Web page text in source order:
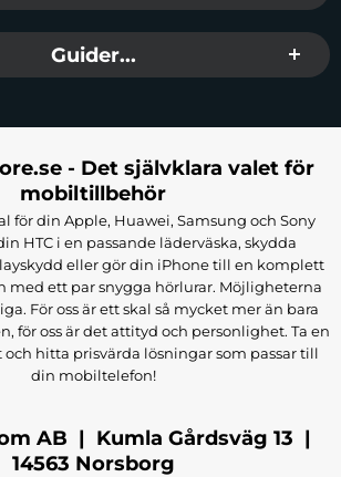
Guider...
- Det självklara valet för
mobiltillbehör
för din Apple, Huawei, Samsung och Sony
HTC i en passande läderväska, skydda
eller gör din iPhone till en komplett
ett par snygga hörlurar. Möjligheterna
För oss är ett skal så mycket mer än bara
för oss är det attityd och personlighet. Ta en
hitta prisvärda lösningar som passar till
din mobiltelefon!
AB | Kumla Gårdsväg 13 |
14563 Norsborg